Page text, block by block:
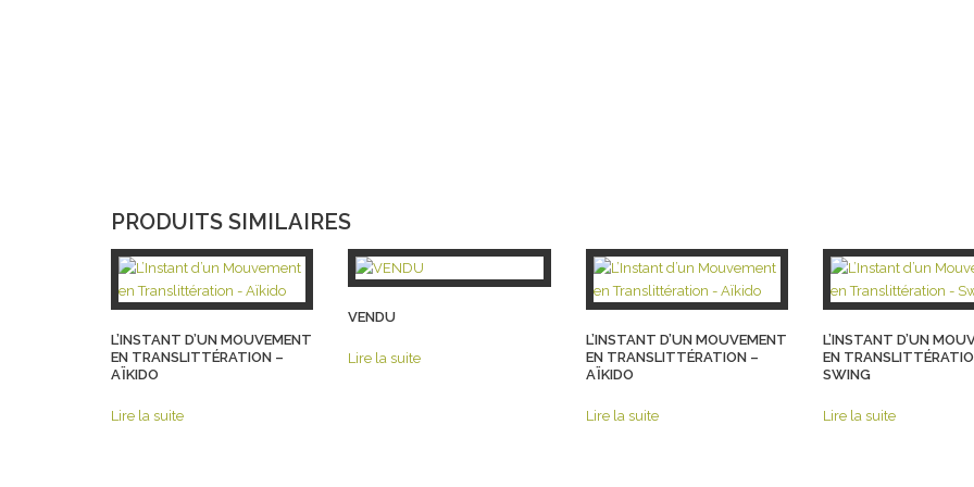
PRODUITS SIMILAIRES
L’INSTANT D’UN MOUVEMENT
EN TRANSLITTÉRATION –
AÏKIDO
Lire la suite
VENDU
Lire la suite
L’INSTANT D’UN MOUVEMENT
EN TRANSLITTÉRATION –
AÏKIDO
Lire la suite
L’INSTANT D’UN
EN
SWING
Lire la suite